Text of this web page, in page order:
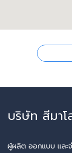
บริษัท สีมา
ผู้ผลิต ออกแบบ และจ